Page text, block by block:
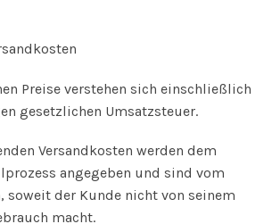
Preise verstehen sich einschließlich
gesetzlichen Umsatzsteuer.
Versandkosten werden dem
angegeben und sind vom
soweit der Kunde nicht von seinem
macht.